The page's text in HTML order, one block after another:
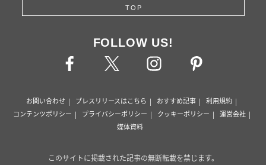
TOP
FOLLOW US!
お問い合わせ プレスリリースはこちら おすすめ記事
利用規約
コンテンツポリシー
プライバシーポリシー クッキーポリシー
運営会社
媒体資料
このサイトに掲載された記事の無断転載を禁じます。